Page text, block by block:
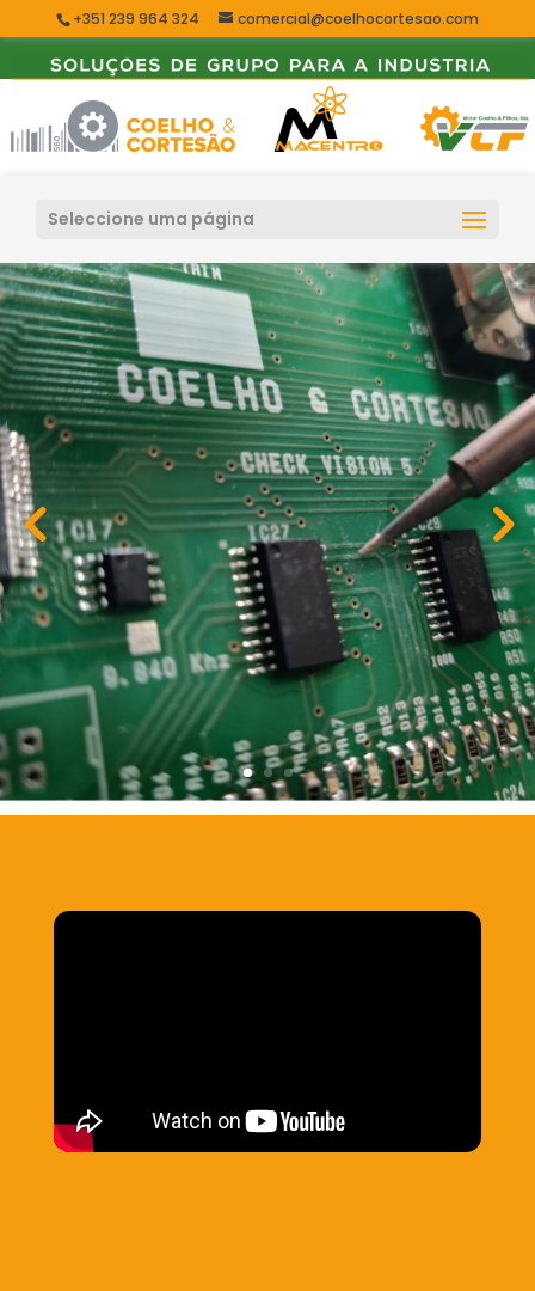
+351 239 964 324 comercial@coelhocortesao.com
Seleccione uma página